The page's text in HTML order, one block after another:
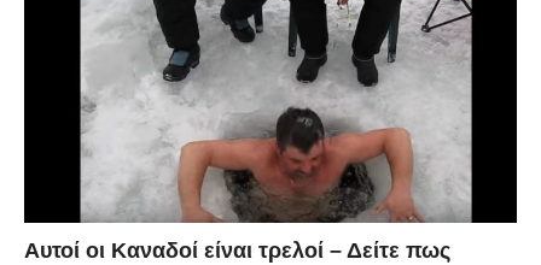
Αυτοί οι Καναδοί είναι τρελοί – Δείτε πως